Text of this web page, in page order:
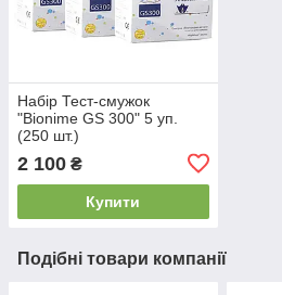
Набір Тест-смужок
"Bionime GS 300" 5 уп.
(250 шт.)
2 100 ₴
Купити
Подібні товари компанії